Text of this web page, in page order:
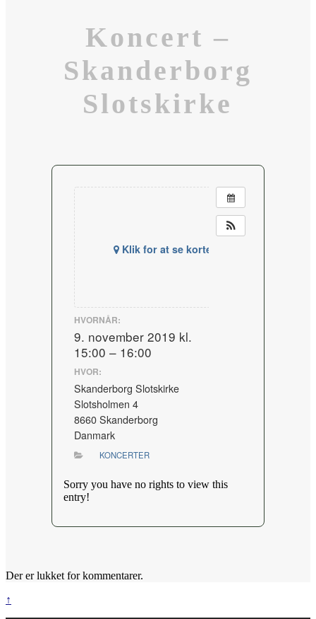
Koncert –
Skanderborg
Slotskirke
Klik for at se kortet
HVORNÅR:
9. november 2019 kl.
15:00 – 16:00
HVOR:
Skanderborg Slotskirke
Slotsholmen 4
8660 Skanderborg
Danmark
KONCERTER
Sorry you have no rights to view this
entry!
Der er lukket for kommentarer.
↑